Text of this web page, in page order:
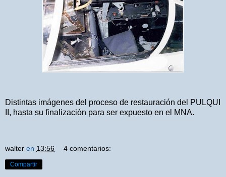
Distintas imágenes del proceso de restauración del PULQUI
II, hasta su finalización para ser expuesto en el MNA.
walter en 13:56 4 comentarios:
Compartir